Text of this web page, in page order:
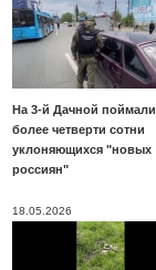
На 3-й Дачной поймали
более четверти сотни
уклоняющихся "новых
россиян"
18.05.2026